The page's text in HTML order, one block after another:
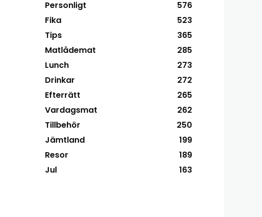
Personligt
576
Fika
523
Tips
365
Matlådemat
285
Lunch
273
Drinkar
272
Efterrätt
265
Vardagsmat
262
Tillbehör
250
Jämtland
199
Resor
189
Jul
163